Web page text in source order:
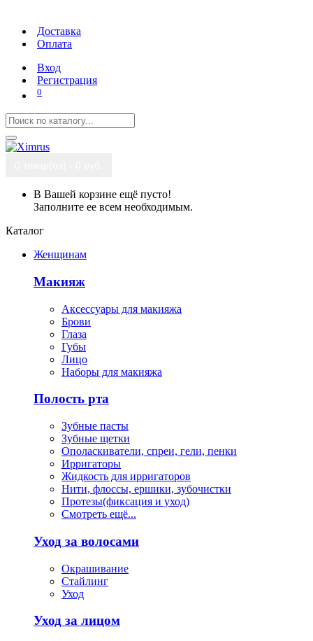
Доставка
Оплата
Вход
Регистрация
0
В Вашей корзине ещё пусто!
Заполните ее всем необходимым.
Каталог
Женщинам
Макияж
Аксессуары для макияжа
Брови
Глаза
Губы
Лицо
Наборы для макияжа
Полость рта
Зубные пасты
Зубные щетки
Ополаскиватели, спреи, гели, пенки
Ирригаторы
Жидкость для ирригаторов
Нити, флоссы, ершики, зубочистки
Протезы(фиксация и уход)
Смотреть ещё...
Уход за волосами
Окрашивание
Стайлинг
Уход
Уход за лицом